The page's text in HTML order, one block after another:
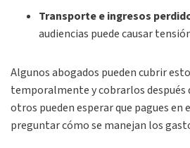
Transporte e ingresos
audiencias puede causar
Algunos abogados pueden cubrir
temporalmente y cobrarlos después
otros pueden esperar que pagues en
preguntar cómo se manejan los